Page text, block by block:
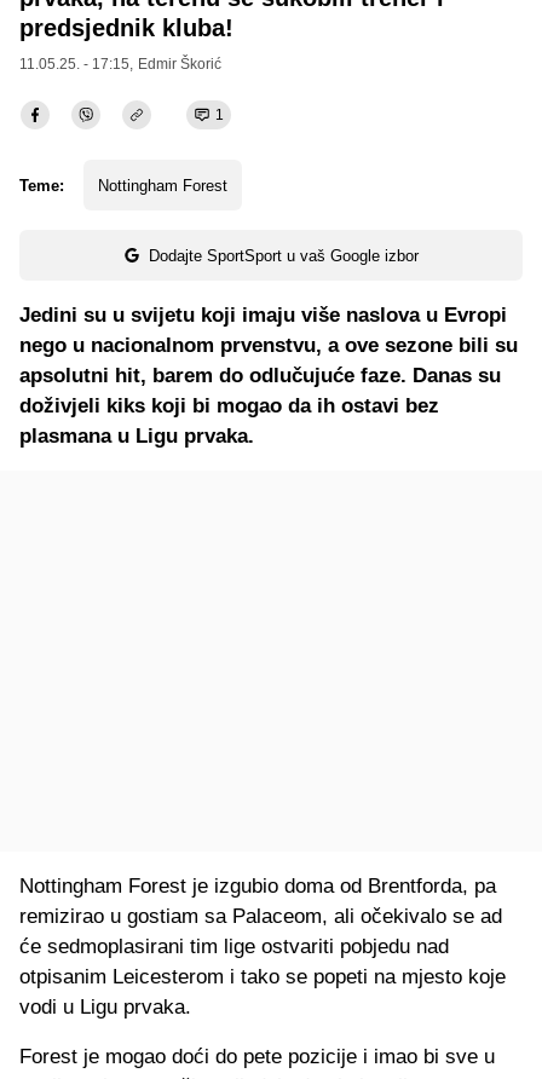
predsjednik kluba!
11.05.25. - 17:15, Edmir Škorić
1
Teme: Nottingham Forest
Dodajte SportSport u vaš Google izbor
Jedini su u svijetu koji imaju više naslova u Evropi
nego u nacionalnom prvenstvu, a ove sezone bili su
apsolutni hit, barem do odlučujuće faze. Danas su
doživjeli kiks koji bi mogao da ih ostavi bez
plasmana u Ligu prvaka.
Nottingham Forest je izgubio doma od Brentforda, pa
remizirao u gostiam sa Palaceom, ali očekivalo se ad
će sedmoplasirani tim lige ostvariti pobjedu nad
otpisanim Leicesterom i tako se popeti na mjesto koje
vodi u Ligu prvaka.
Forest je mogao doći do pete pozicije i imao bi sve u